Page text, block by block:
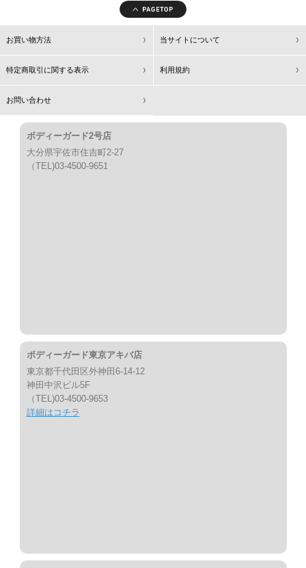
お買い物方法 当サイトについて
特定商取引に関する表示 利用規約
お問い合わせ
ボディーガード2号店
大分県宇佐市住吉町2-27
（TEL)03-4500-9651
ボディーガード東京アキバ店
東京都千代田区外神田6-14-12
神田中沢ビル5F
（TEL)03-4500-9653
詳細はコチラ